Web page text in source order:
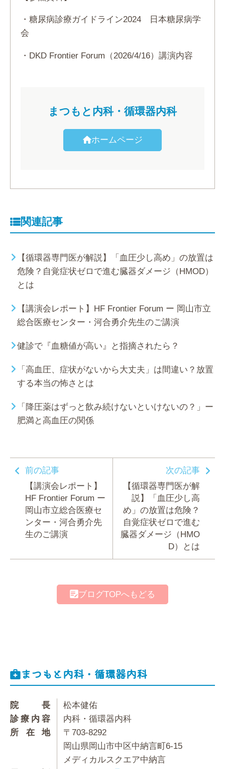
・糖尿病診療ガイドライン2024 日本糖尿病学
会
・DKD Frontier Forum（2026/4/16）講演内容
まつもと内科・循環器内科
ホームページ
関連記事
【循環器専門医が解説】「血圧少し高め」の放置は
危険？自覚症状ゼロで進む臓器ダメージ（HMOD）
とは
【講演会レポート】HF Frontier Forum ー 岡山市立
総合医療センター・河合勇介先生のご講演
健診で『血糖値が高い』と指摘されたら？
「高血圧、症状がないから大丈夫」は間違い？放置
する本当の怖さとは
「降圧薬はずっと飲み続けないといけないの？」ー
肥満と高血圧の関係
前の記事
【講演会レポート】
HF Frontier Forum ー
岡山市立総合医療セ
ンター・河合勇介先
生のご講演
次の記事
【循環器専門医が解
説】「血圧少し高
め」の放置は危険？
自覚症状ゼロで進む
臓器ダメージ（HMO
D）とは
ブログTOPへもどる
まつもと内科・循環器内科
院長
松本健佑
診療内容
内科・循環器内科
所在地
〒703-8292
岡山県岡山市中区中納言町6-15
メディカルスクエア中納言